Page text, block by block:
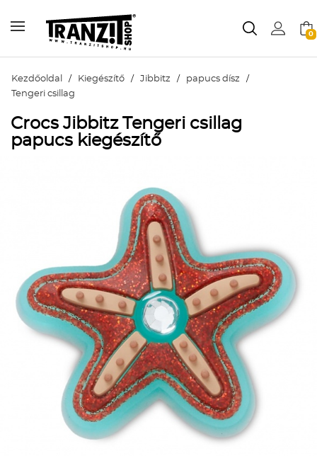
0
Kezdőoldal / Kiegészítő / Jibbitz / papucs dísz /
Tengeri csillag
Crocs Jibbitz Tengeri csillag
papucs kiegészítő